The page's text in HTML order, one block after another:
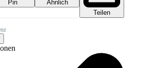
Pin
Ähnlich
Teilen